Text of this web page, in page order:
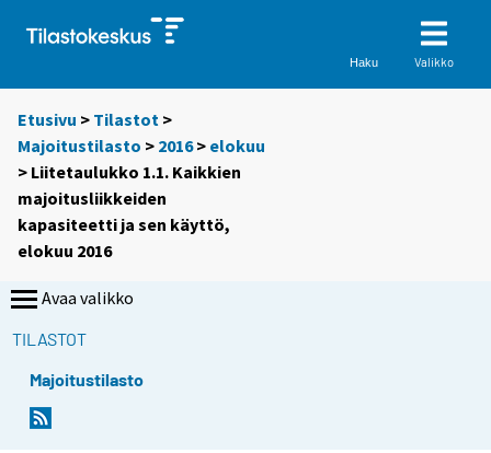
Haku Valikko
Etusivu > Tilastot >
Majoitustilasto > 2016> elokuu
> Liitetaulukko 1.1. Kaikkien
majoitusliikkeiden
kapasiteetti ja sen käyttö,
elokuu 2016
Avaa valikko
TILASTOT
Majoitustilasto